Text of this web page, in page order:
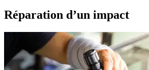
Réparation d’un impact